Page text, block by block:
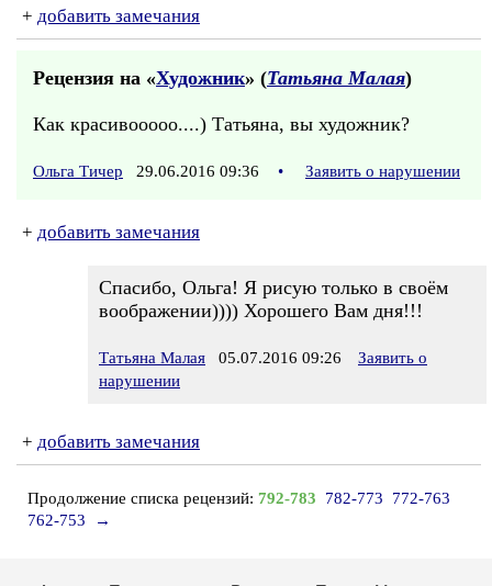
+ добавить замечания
Рецензия на «Художник» (Татьяна Малая)
Как красивооооо....) Татьяна, вы художник?
Ольга Тичер 29.06.2016 09:36 • Заявить о нарушении
+ добавить замечания
Спасибо, Ольга! Я рисую только в своём
воображении)))) Хорошего Вам дня!!!
Татьяна Малая 05.07.2016 09:26
Заявить о
нарушении
+ добавить замечания
Продолжение списка рецензий: 792-783 782-773
772-763
762-753
→